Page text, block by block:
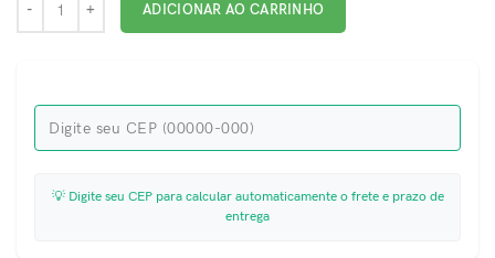
ADICIONAR AO CARRINHO
💡 Digite seu CEP para calcular automaticamente o frete e prazo de
entrega